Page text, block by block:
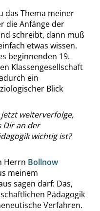
das Thema meiner
die Anfänge der
schreibt, dann muß
etwas wissen.
beginnenden 19.
Klassengesellschaft
ein
Blick
weiterverfolge,
Dir an der
wichtig ist?
Herrn Bollnow
meinem
sagen darf: Das,
Pädagogik
Verfahren.